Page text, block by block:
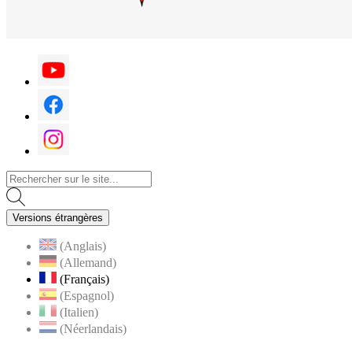
Versions étrangères
(Anglais)
(Allemand)
(Français)
(Espagnol)
(Italien)
(Néerlandais)